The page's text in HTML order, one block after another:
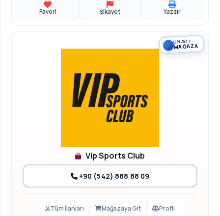
Favori Şikayet Yazdır
Vip Sports Club
+90 (542) 888 88 09
Tüm İlanları Mağazaya Git Profil
ONAYLI
MAĞAZA